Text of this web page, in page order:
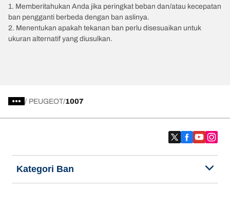
1. Memberitahukan Anda jika peringkat beban dan/atau kecepatan
ban pengganti berbeda dengan ban aslinya.
2. Menentukan apakah tekanan ban perlu disesuaikan untuk
ukuran alternatif yang diusulkan.
/ PEUGEOT 1007
Kategori Ban